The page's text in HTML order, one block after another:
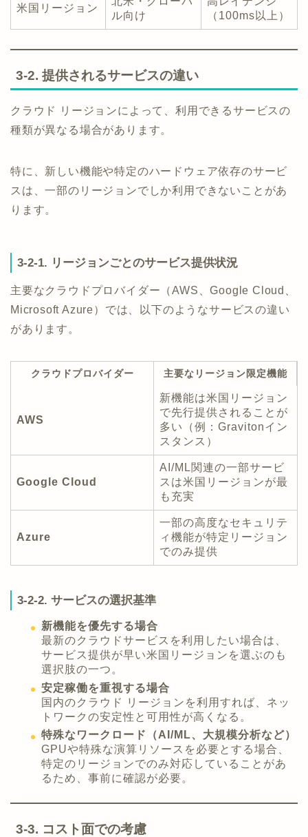
米国リージョン
ル向け
（100ms以上）
3-2. 提供されるサービスの違い
クラウド リージョンによって、利用できるサービスの
種類が異なる場合があります。
特に、新しい機能や特定のハードウェア依存のサービ
スは、一部のリージョンでしか利用できないことがあ
ります。
3-2-1. リージョンごとのサービス提供状況
主要なクラウドプロバイダー（AWS、Google Cloud、
Microsoft Azure）では、以下のようなサービスの違い
があります。
クラウドプロバイダー 主要なリージョン限定機能
AWS
新機能は米国リージョン
で先行提供されることが
多い（例：Gravitonイン
スタンス）
Google Cloud
AI/ML関連の一部サービ
スは米国リージョンが最
も充実
Azure
一部の高度なセキュリテ
ィ機能が特定リージョン
でのみ提供
3-2-2. サービスの選択基準
新機能を優先する場合
最新のクラウドサービスを利用したい場合は、
サービス提供が早い米国リージョンを選ぶのも
選択肢の一つ。
安定稼働を重視する場合
国内のクラウド リージョンを利用すれば、ネッ
トワークの安定性と可用性が高くなる。
特殊なワークロード（AI/ML、大規模分析など）
GPUや特殊な演算リソースを必要とする場合、
特定のリージョンでのみ対応していることがあ
るため、事前に確認が必要。
3-3. コスト面での考慮